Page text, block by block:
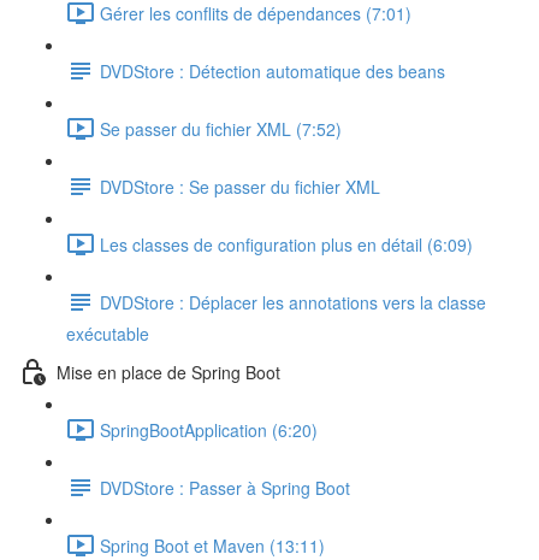
Gérer les conflits de dépendances (7:01)
DVDStore : Détection automatique des beans
Se passer du fichier XML (7:52)
DVDStore : Se passer du fichier XML
Les classes de configuration plus en détail (6:09)
DVDStore : Déplacer les annotations vers la classe
exécutable
Mise en place de Spring Boot
SpringBootApplication (6:20)
DVDStore : Passer à Spring Boot
Spring Boot et Maven (13:11)